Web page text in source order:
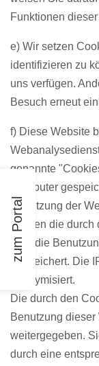
zum Portal
Funktionen
e) Wir setzen
identifizieren zu
uns verfügen.
Besuch erneut
f) Diese Website
genannte
Computer
Benutzung der
werden die durch
über die
gespeichert. Die
anonymisiert.
Die durch den
Benutzung
weitergegeben.
durch eine